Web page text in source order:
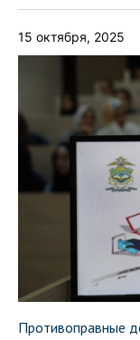
15 октября, 2025
Противоправные